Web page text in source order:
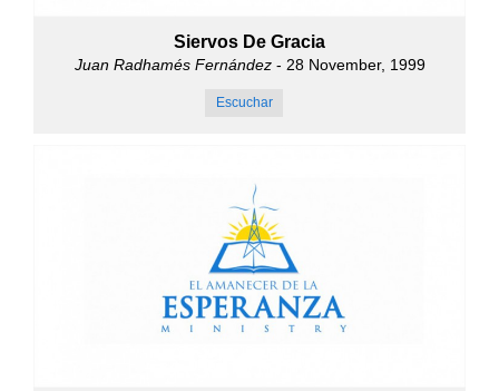
Siervos De Gracia
Juan Radhamés Fernández- 28 November, 1999
Escuchar